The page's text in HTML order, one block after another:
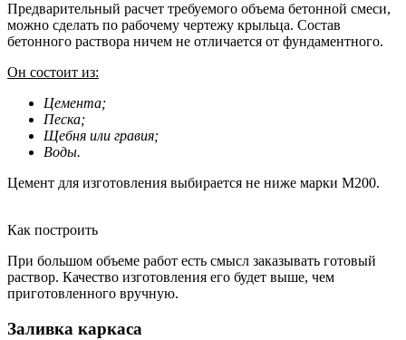
Предварительный расчет требуемого объема бетонной смеси,
можно сделать по рабочему чертежу крыльца. Состав
бетонного раствора ничем не отличается от фундаментного.
Он состоит из:
Цемента;
Песка;
Щебня или гравия;
Воды.
Цемент для изготовления выбирается не ниже марки М200.
Как построить
При большом объеме работ есть смысл заказывать готовый
раствор. Качество изготовления его будет выше, чем
приготовленного вручную.
Заливка каркаса